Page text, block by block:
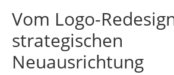
Vom Logo-
strategischen
Neuausrichtung